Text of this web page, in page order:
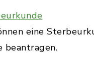
eine
beantragen.